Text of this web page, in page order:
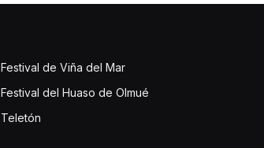
Festival de Viña del Mar
Festival del Huaso de Olmué
Teletón